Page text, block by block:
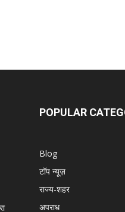
POPULAR
Blog
टॉप न्यूज़
राज्य-शहर
अपराध